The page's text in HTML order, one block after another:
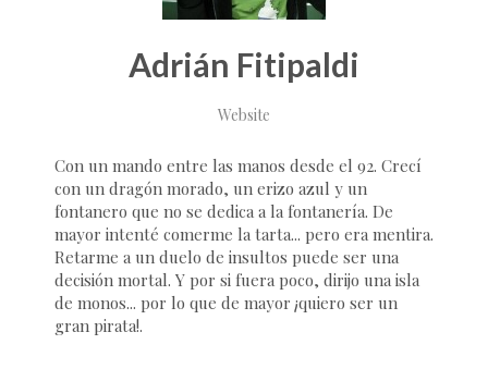
Adrián Fitipaldi
Website
Con un mando entre las manos desde el 92. Crecí
con un dragón morado, un erizo azul y un
fontanero que no se dedica a la fontanería. De
mayor intenté comerme la tarta... pero era mentira.
Retarme a un duelo de insultos puede ser una
decisión mortal. Y por si fuera poco, dirijo una isla
de monos... por lo que de mayor ¡quiero ser un
gran pirata!.